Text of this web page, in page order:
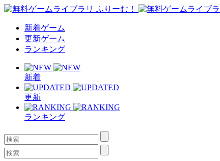
新着ゲーム
更新ゲーム
ランキング
新着
更新
ランキング